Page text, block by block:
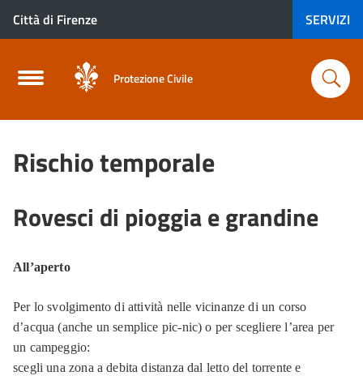
Città di Firenze SERVIZI
Protezione Civile
Rischio temporale
Rovesci di pioggia e grandine
All’aperto
Per lo svolgimento di attività nelle vicinanze di un corso
d’acqua (anche un semplice pic-nic) o per scegliere l’area per
un campeggio:
scegli una zona a debita distanza dal letto del torrente e